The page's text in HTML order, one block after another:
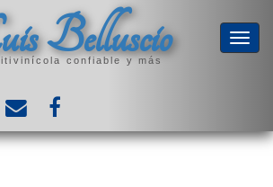
Belluscio
confiable y más